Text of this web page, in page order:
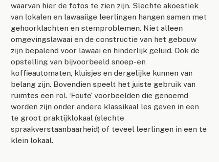
waarvan hier de fotos te zien zijn. Slechte akoestiek
van lokalen en lawaaiige leerlingen hangen samen met
gehoorklachten en stemproblemen. Niet alleen
omgevingslawaai en de constructie van het gebouw
zijn bepalend voor lawaai en hinderlijk geluid. Ook de
opstelling van bijvoorbeeld snoep- en
koffieautomaten, kluisjes en dergelijke kunnen van
belang zijn. Bovendien speelt het juiste gebruik van
ruimtes een rol. ‘Foute’ voorbeelden die genoemd
worden zijn onder andere klassikaal les geven in een
te groot praktijklokaal (slechte
spraakverstaanbaarheid) of teveel leerlingen in een te
klein lokaal.